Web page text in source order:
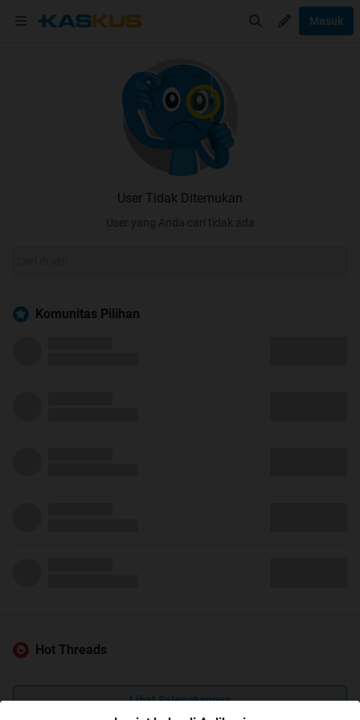
Masuk
User Tidak Ditemukan
User yang Anda cari tidak ada
Komunitas Pilihan
Hot Threads
Lihat Selengkapnya